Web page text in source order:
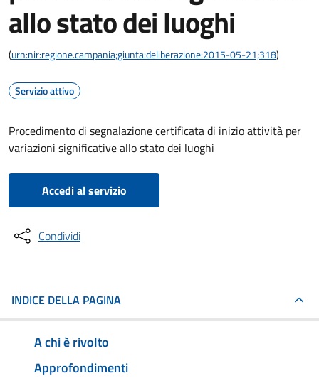
allo stato dei luoghi
(urn:nir:regione.campania;giunta:deliberazione:2015-05-21;318)
Servizio attivo
Procedimento di segnalazione certificata di inizio attività per
variazioni significative allo stato dei luoghi
Accedi al servizio
Condividi
INDICE DELLA PAGINA
A chi è rivolto
Approfondimenti